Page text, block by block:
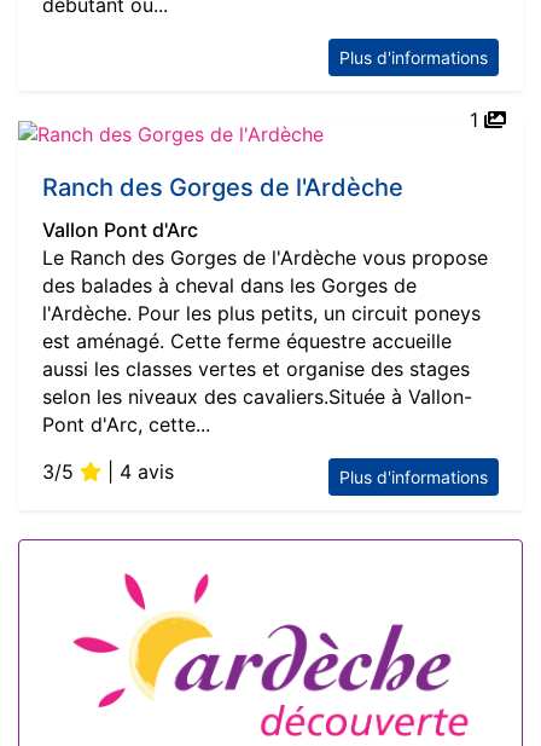
Plus d'informations
1
Ranch des Gorges de l'Ardèche
Vallon Pont d'Arc
Le Ranch des Gorges de l'Ardèche vous propose
des balades à cheval dans les Gorges de
l'Ardèche. Pour les plus petits, un circuit poneys
est aménagé. Cette ferme équestre accueille
aussi les classes vertes et organise des stages
selon les niveaux des cavaliers.Située à Vallon-
Pont d'Arc, cette...
3/5
| 4 avis Plus d'informations